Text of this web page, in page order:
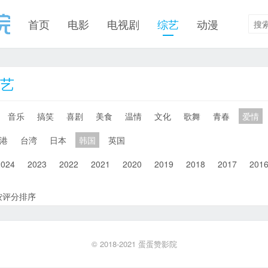
首页 电影 电视剧 综艺 动漫
音乐 搞笑 喜剧 美食 温情 文化 歌舞 青春
爱情
台湾 日本 韩国
英国
2023 2022 2021 2020 2019 2018 2017 2016
评分排序
© 2018-2021 蛋蛋赞影院